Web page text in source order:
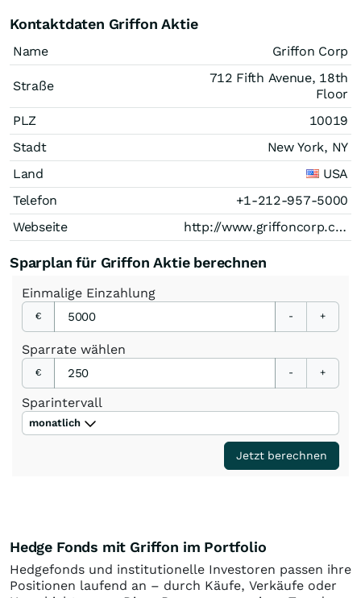
Kontaktdaten Griffon Aktie
Name Griffon Corp
Straße
712 Fifth Avenue, 18th
Floor
PLZ
10019
Stadt
New York, NY
Land
USA
Telefon
+1-212-957-5000
Webseite
http://www.griffoncorp.com/
Sparplan für Griffon Aktie berechnen
Einmalige Einzahlung
€ - +
Sparrate wählen
€ - +
Sparintervall
monatlich
Jetzt berechnen
Hedge Fonds mit Griffon im Portfolio
Hedgefonds und institutionelle Investoren passen ihre
Positionen laufend an – durch Käufe, Verkäufe oder